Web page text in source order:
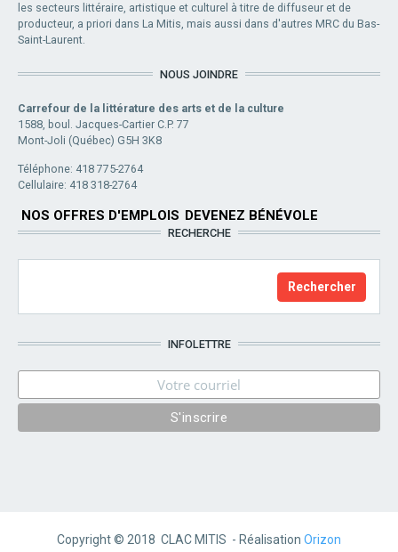
les secteurs littéraire, artistique et culturel à titre de diffuseur et de
producteur, a priori dans La Mitis, mais aussi dans d'autres MRC du Bas-
Saint-Laurent.
NOUS JOINDRE
Carrefour de la littérature des arts et de la culture
1588, boul. Jacques-Cartier C.P. 77
Mont-Joli (Québec) G5H 3K8
Téléphone: 418 775-2764
Cellulaire: 418 318-2764
NOS OFFRES D'EMPLOIS DEVENEZ BÉNÉVOLE
RECHERCHE
INFOLETTRE
Copyright © 2018 CLAC MITIS - Réalisation Orizon